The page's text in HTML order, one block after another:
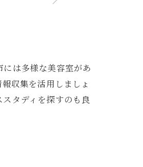
は多様な美容室があ
収集を活用しましょ
タディを探すのも良